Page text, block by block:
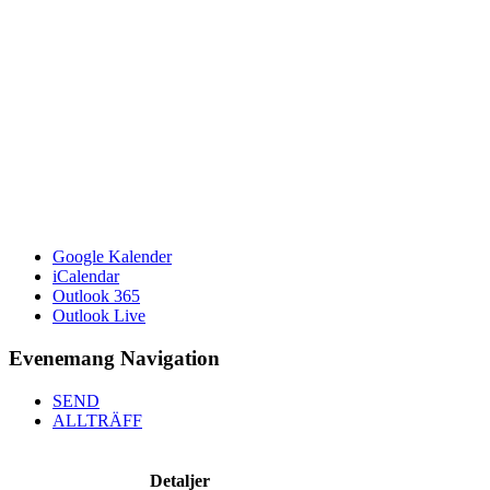
Google Kalender
iCalendar
Outlook 365
Outlook Live
Evenemang Navigation
SEND
ALLTRÄFF
Detaljer